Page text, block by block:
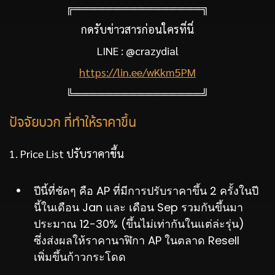
╔════════════════╗
กดรับข่าวสารก่อนใครที่นี่
LINE : @crazydial
https://lin.ee/wKkm5PM
╚════════════════╝
ปัจจัยบวก ที่ทำให้ราคาขึ้น
1. Price List ปรับราคาขึ้น
ปีนี้ที่ชัดๆ คือ AP ที่มีการปรับราคาขึ้น 2 ครั้งในปี
นี้ในเดือน Jan และ เดือน Sep รวมกันขึ้นมา
ประมาณ 12-30% (ขึ้นไม่เท่ากันในแต่ล่ะรุ่น)
ซึ่งส่งผลให้ราคานาฬิกา AP ในตลาด Resell
เพิ่มขึ้นก้าวกระโดด